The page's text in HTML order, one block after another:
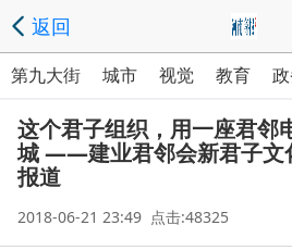
返回
第九大街 城市 视觉 教育
这个君子组织，用一座君邻
城 ――建业君邻会新君子文
报道
2018-06-21 23:49 点击:48325